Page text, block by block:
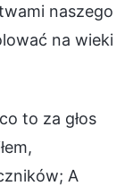
naszego
na wieki
to za głos
A